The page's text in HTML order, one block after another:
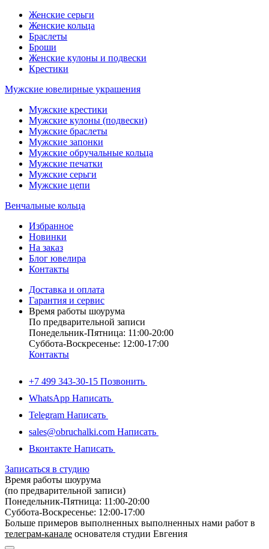
Женские серьги
Женские кольца
Браслеты
Броши
Женские кулоны и подвески
Крестики
Мужские ювелирные украшения
Мужские крестики
Мужские кулоны (подвески)
Мужские браслеты
Мужские запонки
Мужские обручальные кольца
Мужские печатки
Мужские серьги
Мужские цепи
Венчальные кольца
Избранное
Новинки
На заказ
Блог ювелира
Контакты
Доставка и оплата
Гарантия и сервис
Время работы шоурума
По предварительной записи
Понедельник-Пятница: 11:00-20:00
Суббота-Bоcкресенье: 12:00-17:00
Контакты
+7 499 343-30-15 Позвонить
WhatsApp Написать
Telegram Написать
sales@obruchalki.com Написать
Вконтакте Написать
Записаться в студию
Время работы шоурума
(по предварительной записи)
Понедельник-Пятница: 11:00-20:00
Суббота-Bоcкресенье: 12:00-17:00
Больше примеров выполненных выполненных нами работ в
телеграм-канале основателя студии Евгения